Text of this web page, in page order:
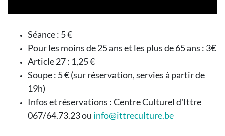
Séance : 5 €
Pour les moins de 25 ans et les plus de 65 ans : 3€
Article 27 : 1,25 €
Soupe : 5 € (sur réservation, servies à partir de
19h)
Infos et réservations : Centre Culturel d'Ittre
067/64.73.23 ou info@ittreculture.be